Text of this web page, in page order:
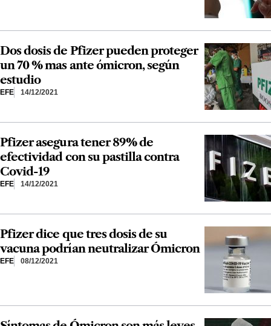
Dos dosis de Pfizer pueden proteger
un 70 % mas ante ómicron, según
estudio
EFE 14/12/2021
Pfizer asegura tener 89% de
efectividad con su pastilla contra
Covid-19
EFE 14/12/2021
Pfizer dice que tres dosis de su
vacuna podrían neutralizar Ómicron
EFE 08/12/2021